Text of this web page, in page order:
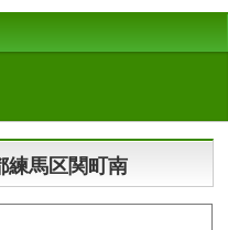
練馬区関町南